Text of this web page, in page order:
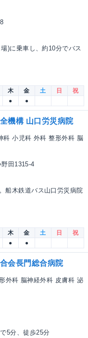
)に乗車し、約10分でバス
木 金 土 日
祝
● ●
機構 山口労災病院
科 小児科 外科 整形外科 脳
田1315-4
船木鉄道バス山口労災病院
木 金 土 日
祝
● ●
会長門総合病院
外科 脳神経外科 皮膚科 泌
5分、徒歩25分